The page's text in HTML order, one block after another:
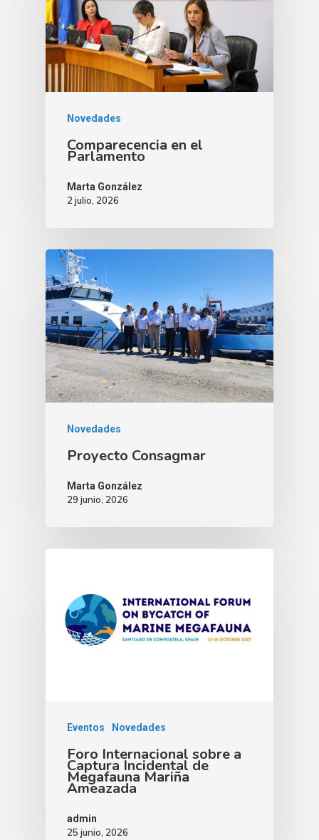
Novedades
Comparecencia en el
Parlamento
Marta González
2 julio, 2026
Novedades
Proyecto Consagmar
Marta González
29 junio, 2026
Eventos Novedades
Foro Internacional sobre a
Captura Incidental de
Megafauna Mariña
Ameazada
admin
25 junio, 2026